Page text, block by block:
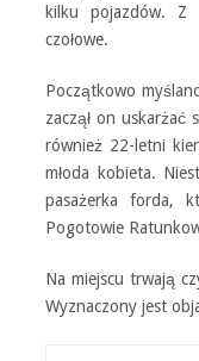
kilku pojazdów. Z
czołowe.
Początkowo
zaczął on
również 22-letni
młoda kobieta.
pasażerka forda,
Pogotowie
Na miejscu trwają
Wyznaczony jest